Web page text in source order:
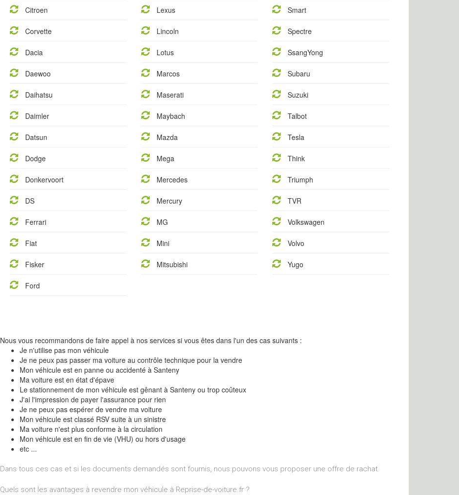
Citroen
Corvette
Dacia
Daewoo
Daihatsu
Daimler
Datsun
Dodge
Donkervoort
DS
Ferrari
Fiat
Fisker
Ford
Lexus
Lincoln
Lotus
Marcos
Maserati
Maybach
Mazda
Mega
Mercedes
Mercury
MG
Mini
Mitsubishi
Smart
Spectre
SsangYong
Subaru
Suzuki
Talbot
Tesla
Think
Triumph
TVR
Volkswagen
Volvo
Yugo
Nous vous recommandons de faire appel à nos services si vous êtes dans l'un des cas suivants :
Je n'utilise pas mon véhicule
Je ne peux pas passer ma voiture au contrôle technique pour la vendre
Mon véhicule est en panne ou accidenté à Santeny
Ma voiture est en état d'épave
Le stationnement de mon véhicule est gênant à Santeny ou trop coûteux
J'ai l'impression de payer l'assurance pour rien
Je ne peux pas espérer de vendre ma voiture
Mon véhicule est classé RSV suite à un sinistre
Ma voiture n'est plus conforme à la circulation
Mon véhicule est en fin de vie (VHU) ou hors d'usage
etc ...
Dans tous ces cas et si les documents demandés sont fournis, nous pouvons vous proposer une offre de rachat.
Quels sont les avantages à revendre mon véhicule à Reprise-de-voiture.fr ?